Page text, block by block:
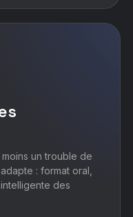
un trouble de
: format oral,
des